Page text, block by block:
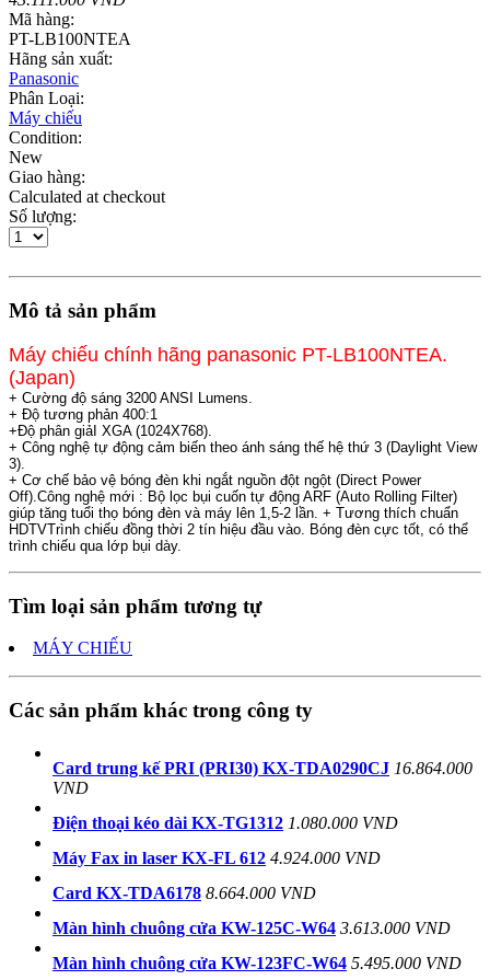
Mã hàng:
PT-LB100NTEA
Hãng sản xuất:
Panasonic
Phân Loại:
Máy chiếu
Condition:
New
Giao hàng:
Calculated at checkout
Số lượng:
Mô tả sản phẩm
Máy chiếu chính hãng panasonic PT-LB100NTEA.
(Japan)
+ Cường độ sáng 3200 ANSI Lumens.
+ Độ tương phản 400:1
+Độ phân giảI XGA (1024X768).
+ Công nghệ tự động cảm biến theo ánh sáng thế hệ thứ 3 (Daylight View
3).
+ Cơ chế bảo vệ bóng đèn khi ngắt nguồn đột ngột (Direct Power
Off).Công nghệ mới : Bộ lọc bụi cuốn tự động ARF (Auto Rolling Filter)
giúp tăng tuổi thọ bóng đèn và máy lên 1,5-2 lần. + Tương thích chuẩn
HDTVTrình chiếu đồng thời 2 tín hiệu đầu vào. Bóng đèn cực tốt, có thể
trình chiếu qua lớp bụi dày.
Tìm loại sản phẩm tương tự
MÁY CHIẾU
Các sản phẩm khác trong công ty
Card trung kế PRI (PRI30) KX-TDA0290CJ 16.864.000
VND
Điện thoại kéo dài KX-TG1312 1.080.000 VND
Máy Fax in laser KX-FL 612 4.924.000 VND
Card KX-TDA6178 8.664.000 VND
Màn hình chuông cửa KW-125C-W64 3.613.000 VND
Màn hình chuông cửa KW-123FC-W64 5.495.000 VND